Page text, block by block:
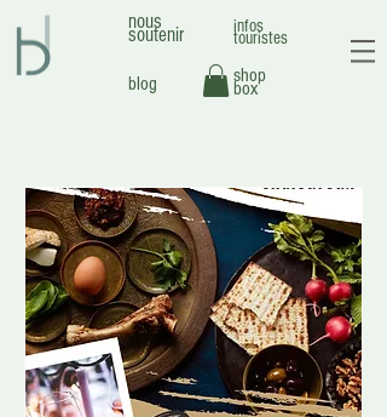
nous
soutenir infos
touristes
blog shop
box